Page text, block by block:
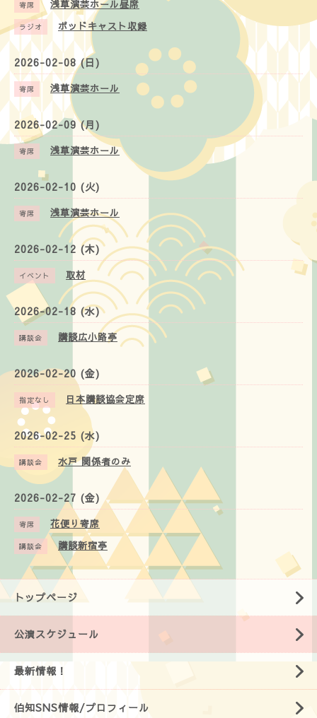
寄席 浅草演芸ホール昼席
ラジオ ポッドキャスト収録
2026-02-08 (日)
寄席 浅草演芸ホール
2026-02-09 (月)
寄席 浅草演芸ホール
2026-02-10 (火)
寄席 浅草演芸ホール
2026-02-12 (木)
イベント 取材
2026-02-18 (水)
講談会 講談広小路亭
2026-02-20 (金)
指定なし 日本講談協会定席
2026-02-25 (水)
講談会 水戸 関係者のみ
2026-02-27 (金)
寄席 花便り寄席
講談会 講談新宿亭
トップページ
公演スケジュール
最新情報！
伯知SNS情報/プロフィール